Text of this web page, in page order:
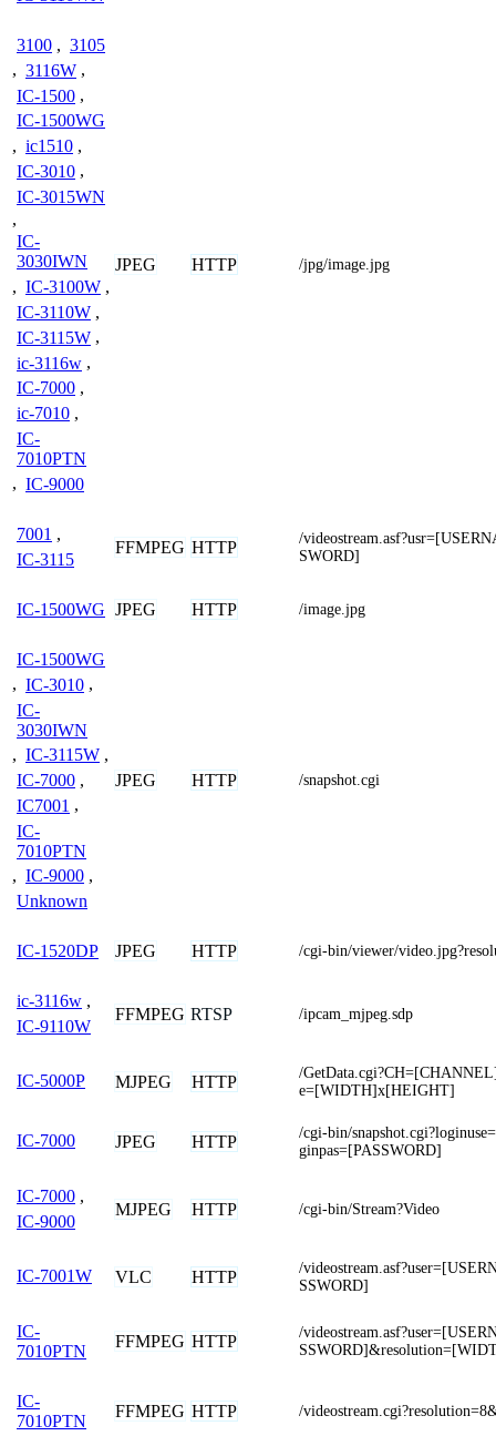
3100 , 3105
, 3116W ,
IC-1500 ,
IC-1500WG
, ic1510 ,
IC-3010 ,
IC-3015WN
,
IC-
3030IWN
, IC-3100W ,
IC-3110W ,
IC-3115W ,
ic-3116w ,
IC-7000 ,
ic-7010 ,
IC-
7010PTN
, IC-9000
JPEG HTTP /jpg/image.jpg
7001 ,
IC-3115
FFMPEG HTTP
/
SWORD]
IC-1500WG JPEG HTTP /image.jpg
IC-1500WG
, IC-3010 ,
IC-
3030IWN
, IC-3115W ,
IC-7000 ,
IC7001 ,
IC-
7010PTN
, IC-9000 ,
Unknown
JPEG HTTP /snapshot.cgi
IC-1520DP JPEG HTTP /cgi-bin/viewer/
ic-3116w ,
IC-9110W
FFMPEG RTSP /ipcam_mjpeg.sdp
IC-5000P MJPEG HTTP
/
e=[WIDTH]x[HEIGHT]
IC-7000 JPEG HTTP
/cgi-bin/
ginpas=[PASSWORD]
IC-7000 ,
IC-9000
MJPEG HTTP /cgi-bin/Stream?Video
IC-7001W VLC HTTP
/
SSWORD]
IC-
7010PTN
FFMPEG HTTP
/
IC-
7010PTN
FFMPEG HTTP /